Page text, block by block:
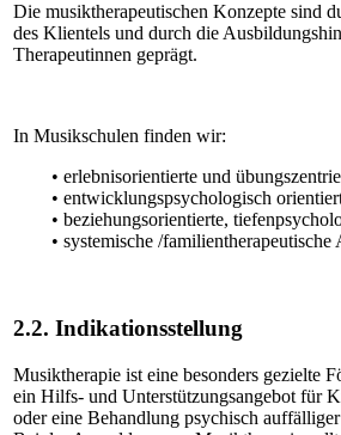
Die musiktherapeutischen Konzepte sind
des Klientels und durch die
Therapeutinnen geprägt.
In Musikschulen finden wir:
• erlebnisorientierte und
• entwicklungspsychologisch
• beziehungsorientierte,
• systemische /familientherapeutische
2.2. Indikationsstellung
Musiktherapie ist eine besonders gezielte
ein Hilfs- und Unterstützungsangebot für
oder eine Behandlung psychisch